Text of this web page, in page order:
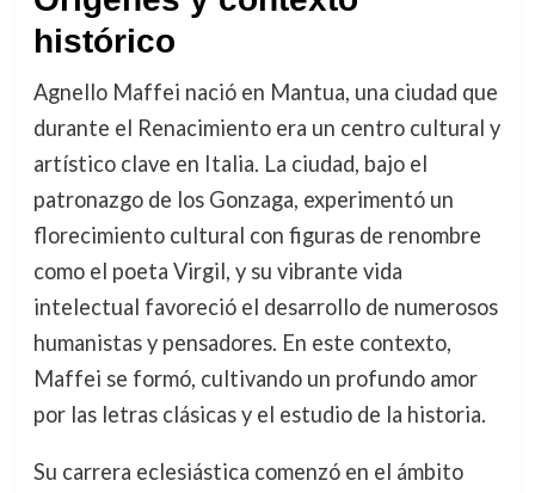
histórico
Agnello Maffei nació en Mantua, una ciudad que
durante el Renacimiento era un centro cultural y
artístico clave en Italia. La ciudad, bajo el
patronazgo de los Gonzaga, experimentó un
florecimiento cultural con figuras de renombre
como el poeta Virgil, y su vibrante vida
intelectual favoreció el desarrollo de numerosos
humanistas y pensadores. En este contexto,
Maffei se formó, cultivando un profundo amor
por las letras clásicas y el estudio de la historia.
Su carrera eclesiástica comenzó en el ámbito